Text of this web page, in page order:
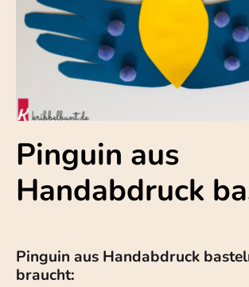
Pinguin aus
Handabdruck
Pinguin aus Handabdruck
braucht: